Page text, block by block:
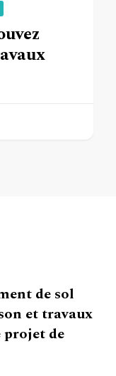
de sol
et travaux
projet de